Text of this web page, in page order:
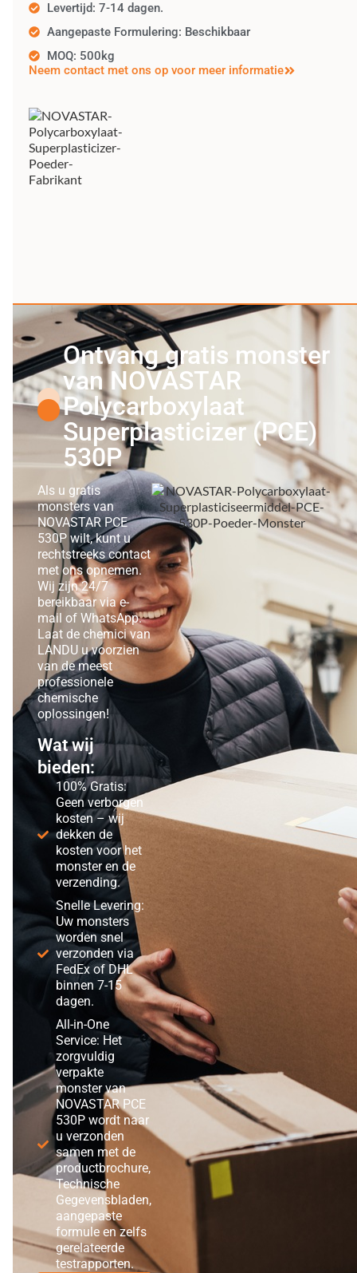
Levertijd: 7-14 dagen.
Aangepaste Formulering: Beschikbaar
MOQ: 500kg
Neem contact met ons op voor meer informatie
Ontvang gratis monster
van NOVASTAR
Polycarboxylaat
Superplasticizer (PCE)
530P
Als u gratis
monsters van
NOVASTAR PCE
530P wilt, kunt u
rechtstreeks contact
met ons opnemen.
Wij zijn 24/7
bereikbaar via e-
mail of WhatsApp.
Laat de chemici van
LANDU u voorzien
van de meest
professionele
chemische
oplossingen!
Wat wij
bieden:
100% Gratis:
Geen verborgen
kosten – wij
dekken de
kosten voor het
monster en de
verzending.
Snelle Levering:
Uw monsters
worden snel
verzonden via
FedEx of DHL
binnen 7-15
dagen.
All-in-One
Service: Het
zorgvuldig
verpakte
monster van
NOVASTAR PCE
530P wordt naar
u verzonden
samen met de
productbrochure,
Technische
Gegevensbladen,
aangepaste
formule en zelfs
gerelateerde
testrapporten.